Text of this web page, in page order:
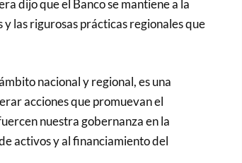
dijo que el Banco se mantiene a la
las rigurosas prácticas regionales que
nacional y regional, es una
acciones que promuevan el
nuestra gobernanza en la
activos y al financiamiento del